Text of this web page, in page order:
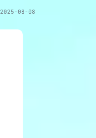
2025-08-08